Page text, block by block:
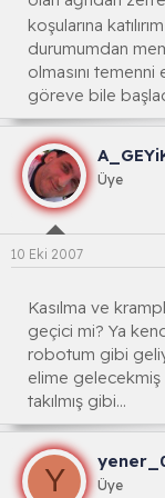
koşularına
durumumdan
olmasını
göreve bile
Üye
10 Eki 2007
Kasılma ve
geçici mi? Ya
robotum gibi
elime gelecekmiş
takılmış gibi...
Y Üye